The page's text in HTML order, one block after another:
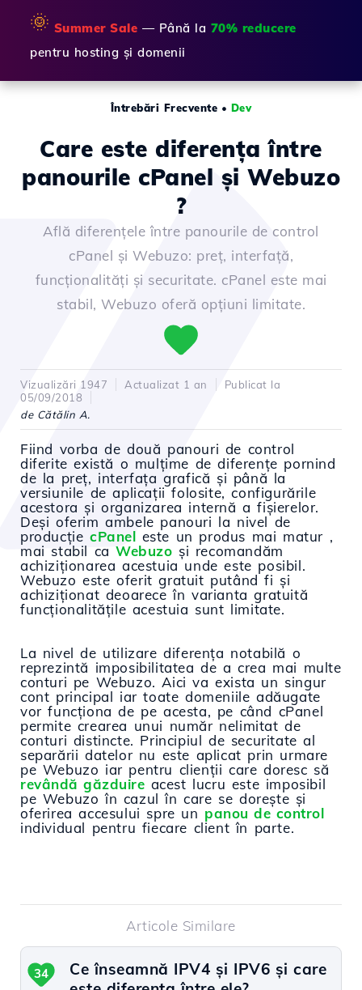
🌞 Summer Sale — Până la 70% reducere
pentru hosting și domenii
Întrebări Frecvente • Dev
Care este diferența între
panourile cPanel și Webuzo
?
Află diferențele între panourile de control
cPanel și Webuzo: preț, interfață,
funcționalități și securitate. cPanel este mai
stabil, Webuzo oferă opțiuni limitate.
Vizualizări 1947 Actualizat 1 an
Publicat la
05/09/2018
de Cătălin A.
Fiind vorba de două panouri de control
diferite există o mulțime de diferențe pornind
de la preț, interfața grafică și până la
versiunile de aplicații folosite, configurările
acestora și organizarea internă a fișierelor.
Deși oferim ambele panouri la nivel de
producție cPanel este un produs mai matur ,
mai stabil caWebuzo și recomandăm
achiziționarea acestuia unde este posibil.
Webuzo este oferit gratuit putând fi și
achiziționat deoarece în varianta gratuită
funcționalitățile acestuia sunt limitate.
La nivel de utilizare diferența notabilă o
reprezintă imposibilitatea de a crea mai multe
conturi pe Webuzo. Aici va exista un singur
cont principal iar toate domeniile adăugate
vor funcționa de pe acesta, pe când cPanel
permite crearea unui număr nelimitat de
conturi distincte. Principiul de securitate al
separării datelor nu este aplicat prin urmare
pe Webuzo iar pentru clienții care doresc să
revândă găzduire acest lucru este imposibil
pe Webuzo în cazul în care se dorește și
oferirea accesului spre un panou de control
individual pentru fiecare client în parte.
Articole Similare
Ce înseamnă IPV4 și IPV6 și care
34